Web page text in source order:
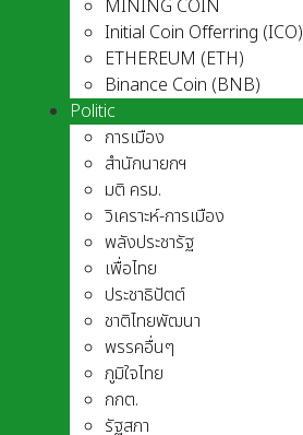
MINING COIN
Initial Coin Offerring (ICO)
ETHEREUM (ETH)
Binance Coin (BNB)
Politic
การเมือง
สำนักนายกฯ
มติ ครม.
วิเคราะห์-การเมือง
พลังประชารัฐ
เพื่อไทย
ประชาธิปัตต์
ชาติไทยพัฒนา
พรรคอื่นๆ
ภูมิใจไทย
กกต.
รัฐสภา